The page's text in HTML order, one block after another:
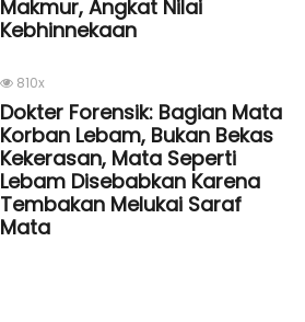
Makmur, Angkat Nilai
Kebhinnekaan
810x
Dokter Forensik: Bagian Mata
Korban Lebam, Bukan Bekas
Kekerasan, Mata Seperti
Lebam Disebabkan Karena
Tembakan Melukai Saraf
Mata